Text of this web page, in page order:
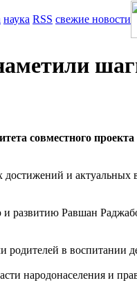
наука RSS свежие новости
совместного
и актуальных
и развитию Равшан
родителей в
народонаселения и